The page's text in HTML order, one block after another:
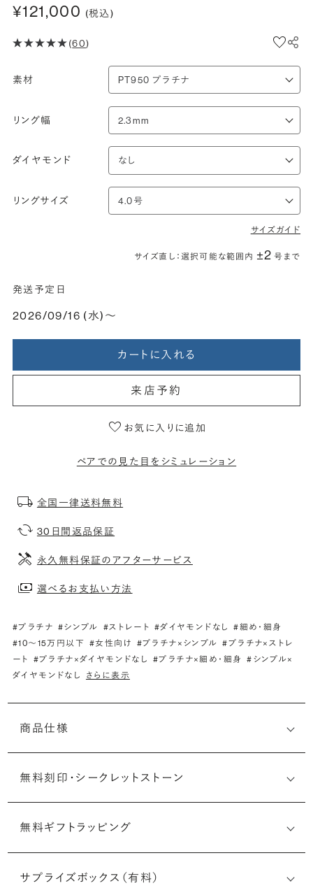
¥121,000 (税込)
(60)
素材
リング幅
ダイヤモンド
リングサイズ
サイズガイド
サイズ直し：選択可能な範囲内 ±2 号まで
発送予定日
2026/09/16 (水)〜
カートに入れる
来店予約
お気に入りに追加
ペアでの見た目をシミュレーション
全国一律送料無料
30日間返品保証
永久無料保証のアフターサービス
選べるお支払い方法
#プラチナ #シンプル #ストレート #ダイヤモンドなし
#細め・細身
#10〜15万円以下 #女性向け #プラチナ×シンプル #プラチナ×ストレ
ート #プラチナ×ダイヤモンドなし #プラチナ×細め・細身
#シンプル×
ダイヤモンドなし
さらに表示
商品仕様
無料刻印・ シークレットストーン
刻印メッセージ：半角英数字20文字まで刻印可能
ルなメッセージを無料で刻印することができます。注文前だ
無料ギフトラッピング
サプライズボックス（有料）